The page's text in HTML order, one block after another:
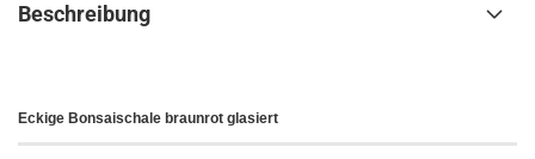
Beschreibung
Eckige Bonsaischale braunrot glasiert